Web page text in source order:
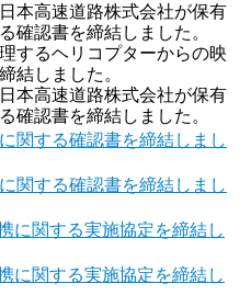
本高速道路株式会社が保有
確認書を締結しました。
するヘリコプターからの映
結しました。
本高速道路株式会社が保有
確認書を締結しました。
関する確認書を締結しまし
関する確認書を締結しまし
に関する実施協定を締結し
に関する実施協定を締結し